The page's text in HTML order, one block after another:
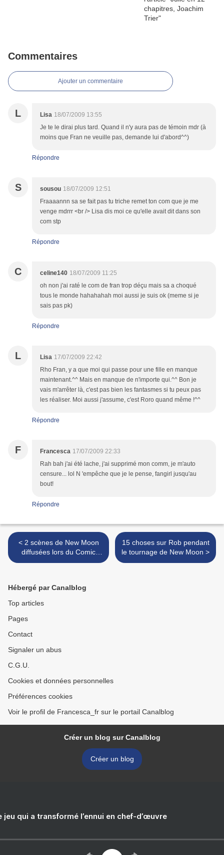
Commentaires
Ajouter un commentaire
L Lisa 18/07/2009 13:55
Je te le dirai plus tard. Quand il n'y aura pas de témoin mdr (à
moins que Fran ne veuille pas, demande lui d'abord^^)
Répondre
S sousou 18/07/2009 12:51
Fraaaannn sa se fait pas tu triche remet ton com que je me
venge mdrrr <br /> Lisa dis moi ce qu'elle avait dit dans son
com stp
Répondre
C celine140 18/07/2009 11:25
oh non j'ai raté le com de fran trop déçu mais sa a choqué
tous le monde hahahahah moi aussi je suis ok (meme si je
sais pas pk)
Répondre
L Lisa 17/07/2009 22:42
Rho Fran, y a que moi qui passe pour une fille en manque
maintenant.^^ Mais en manque de n'importe qui.^^ Bon je
vais m'arrêter là, c'est pas bien les fantasmes si tu peux pas
les réaliser. Moi aussi j'assume, c'est Roro quand même !^^
Répondre
F Francesca 17/07/2009 22:33
Rah bah j'ai été lache, j'ai supprimé mon comm, je m'auto
censure... lol N 'empêche que je le pense, fangirl jusqu'au
bout!
Répondre
< 2 scènes de New Moon
diffusées lors du Comic
Con!
15 choses sur Rob pendant
le tournage de New Moon >
Hébergé par Canalblog
Top articles
Pages
Contact
Signaler un abus
C.G.U.
Cookies et données personnelles
Préférences cookies
Voir le profil de Francesca_fr sur le portail Canalblog
Créer un blog sur Canalblog
Créer un blog
jeu qui a transformé l’ennui en chef-d’œuvre